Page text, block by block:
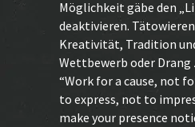
Möglichkeit gäbe den
deaktivieren.
Kreativität, Tradition
Wettbewerb oder
“Work for a cause, not
to express, not to
make your presence